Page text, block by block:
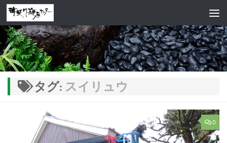
コンテンツへスキップ
タグ: スイリュウ
0